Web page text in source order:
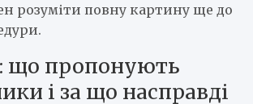
розуміти повну картину ще до
що пропонують
і за що насправді